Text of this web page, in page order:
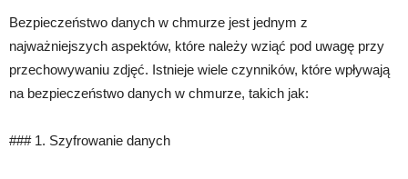
Bezpieczeństwo danych w chmurze jest jednym z
najważniejszych aspektów, które należy wziąć pod uwagę przy
przechowywaniu zdjęć. Istnieje wiele czynników, które wpływają
na bezpieczeństwo danych w chmurze, takich jak:
### 1. Szyfrowanie danych